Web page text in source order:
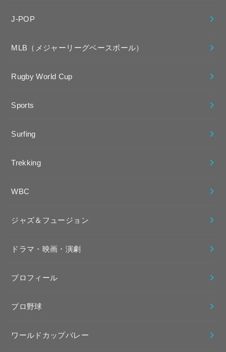
J-POP
MLB（メジャーリーグベースボール）
Rugby World Cup
Sports
Surfing
Trekking
WBC
ジャズ＆フュージョン
ドラマ・映画・演劇
プロフィール
プロ野球
ワールドカップバレー